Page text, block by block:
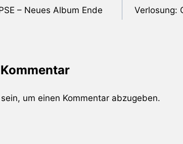
– Neues Album Ende
Verlosung:
sein, um einen Kommentar abzugeben.